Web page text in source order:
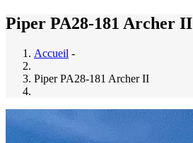
Piper PA28-181 Archer II
Accueil -
Piper PA28-181 Archer II